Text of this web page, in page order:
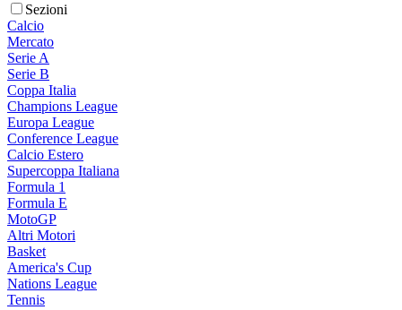
Sezioni
Calcio
Mercato
Serie A
Serie B
Coppa Italia
Champions League
Europa League
Conference League
Calcio Estero
Supercoppa Italiana
Formula 1
Formula E
MotoGP
Altri Motori
Basket
America's Cup
Nations League
Tennis